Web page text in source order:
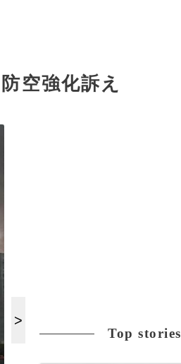
空強化訴え
Top stories